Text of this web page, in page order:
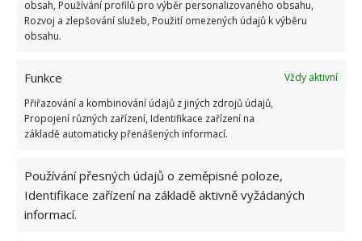
obsah, Používání profilů pro výběr personalizovaného obsahu,
Rozvoj a zlepšování služeb, Použití omezených údajů k výběru
obsahu.
Funkce
Vždy aktivní
Přiřazování a kombinování údajů z jiných zdrojů údajů,
Propojení různých zařízení, Identifikace zařízení na
základě automaticky přenášených informací.
Používání přesných údajů o zeměpisné poloze,
Identifikace zařízení na základě aktivně vyžádaných
informací.
Fotografie: Freepik
Co se stane, když sníte mražené
jídlo dvakrát?
Rozmražené potraviny lze znovu zamrazit, ale pouze